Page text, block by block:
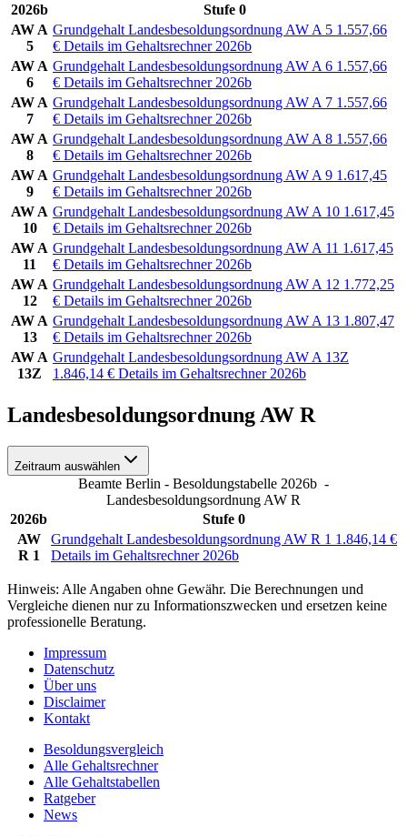
2026b
Stufe 0
AW A
5
Grundgehalt Landesbesoldungsordnung AW A 5 1.557,66
€ Details im Gehaltsrechner 2026b
AW A
6
Grundgehalt Landesbesoldungsordnung AW A 6 1.557,66
€ Details im Gehaltsrechner 2026b
AW A
7
Grundgehalt Landesbesoldungsordnung AW A 7 1.557,66
€ Details im Gehaltsrechner 2026b
AW A
8
Grundgehalt Landesbesoldungsordnung AW A 8 1.557,66
€ Details im Gehaltsrechner 2026b
AW A
9
Grundgehalt Landesbesoldungsordnung AW A 9 1.617,45
€ Details im Gehaltsrechner 2026b
AW A
10
Grundgehalt Landesbesoldungsordnung AW A 10 1.617,45
€ Details im Gehaltsrechner 2026b
AW A
11
Grundgehalt Landesbesoldungsordnung AW A 11 1.617,45
€ Details im Gehaltsrechner 2026b
AW A
12
Grundgehalt Landesbesoldungsordnung AW A 12 1.772,25
€ Details im Gehaltsrechner 2026b
AW A
13
Grundgehalt Landesbesoldungsordnung AW A 13 1.807,47
€ Details im Gehaltsrechner 2026b
AW A
13Z
Grundgehalt Landesbesoldungsordnung AW A 13Z
1.846,14 € Details im Gehaltsrechner 2026b
Landesbesoldungsordnung AW R
Zeitraum auswählen
Beamte Berlin - Besoldungstabelle 2026b -
Landesbesoldungsordnung AW R
2026b
Stufe 0
AW
R 1
Grundgehalt Landesbesoldungsordnung AW R 1 1.846,14 €
Details im Gehaltsrechner 2026b
Hinweis: Alle Angaben ohne Gewähr. Die Berechnungen und
Vergleiche dienen nur zu Informationszwecken und ersetzen keine
professionelle Beratung.
Impressum
Datenschutz
Über uns
Disclaimer
Kontakt
Besoldungsvergleich
Alle Gehaltsrechner
Alle Gehaltstabellen
Ratgeber
News